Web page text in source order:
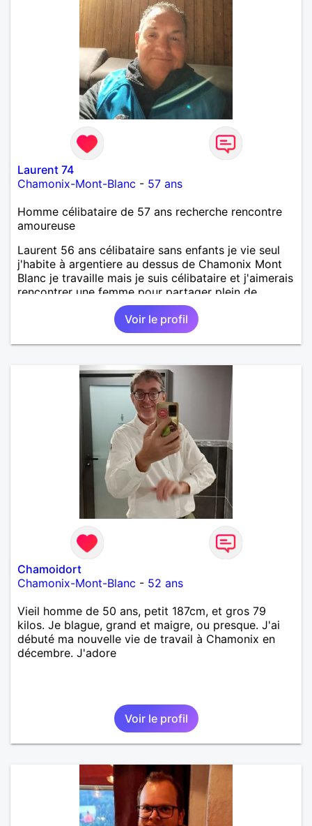
Laurent 74
Chamonix-Mont-Blanc - 57 ans
Homme célibataire de 57 ans recherche rencontre
amoureuse
Laurent 56 ans célibataire sans enfants je vie seul
j'habite à argentiere au dessus de Chamonix Mont
Blanc je travaille mais je suis célibataire et j'aimerais
rencontrer une femme pour partager plein de
choses ensembles et le reste ont verra ensemble
Voir le profil
Chamoidort
Chamonix-Mont-Blanc - 52 ans
Vieil homme de 50 ans, petit 187cm, et gros 79
kilos. Je blague, grand et maigre, ou presque. J'ai
débuté ma nouvelle vie de travail à Chamonix en
décembre. J'adore
Voir le profil